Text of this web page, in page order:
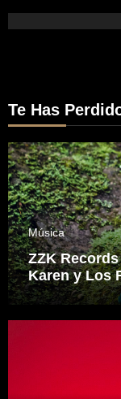
Te Has
Música
ZZK
Karen y Los